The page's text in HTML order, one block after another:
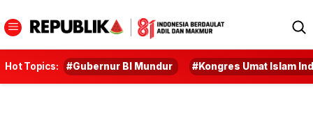
Hot Topics: #Gubernur BI Mundur #Kongres Umat Islam